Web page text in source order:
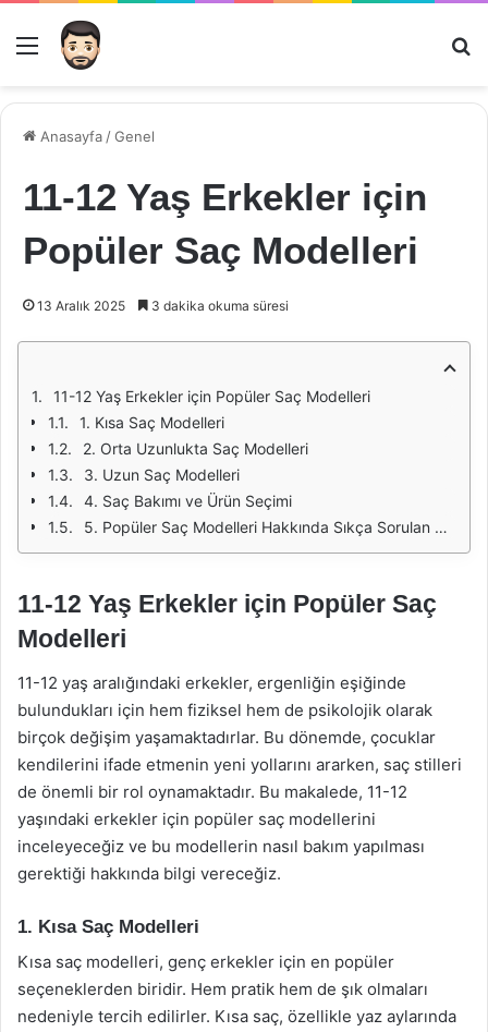
Menü
Anasayfa /Genel
11-12 Yaş Erkekler için
Popüler Saç Modelleri
13 Aralık 2025 3 dakika okuma süresi
11-12 Yaş Erkekler için Popüler Saç Modelleri
1. Kısa Saç Modelleri
2. Orta Uzunlukta Saç Modelleri
3. Uzun Saç Modelleri
4. Saç Bakımı ve Ürün Seçimi
5. Popüler Saç Modelleri Hakkında Sıkça Sorulan Sorular (SSS)
11-12 Yaş Erkekler için Popüler Saç
Modelleri
11-12 yaş aralığındaki erkekler, ergenliğin eşiğinde
bulundukları için hem fiziksel hem de psikolojik olarak
birçok değişim yaşamaktadırlar. Bu dönemde, çocuklar
kendilerini ifade etmenin yeni yollarını ararken, saç stilleri
de önemli bir rol oynamaktadır. Bu makalede, 11-12
yaşındaki erkekler için popüler saç modellerini
inceleyeceğiz ve bu modellerin nasıl bakım yapılması
gerektiği hakkında bilgi vereceğiz.
1. Kısa Saç Modelleri
Kısa saç modelleri, genç erkekler için en popüler
seçeneklerden biridir. Hem pratik hem de şık olmaları
nedeniyle tercih edilirler. Kısa saç, özellikle yaz aylarında